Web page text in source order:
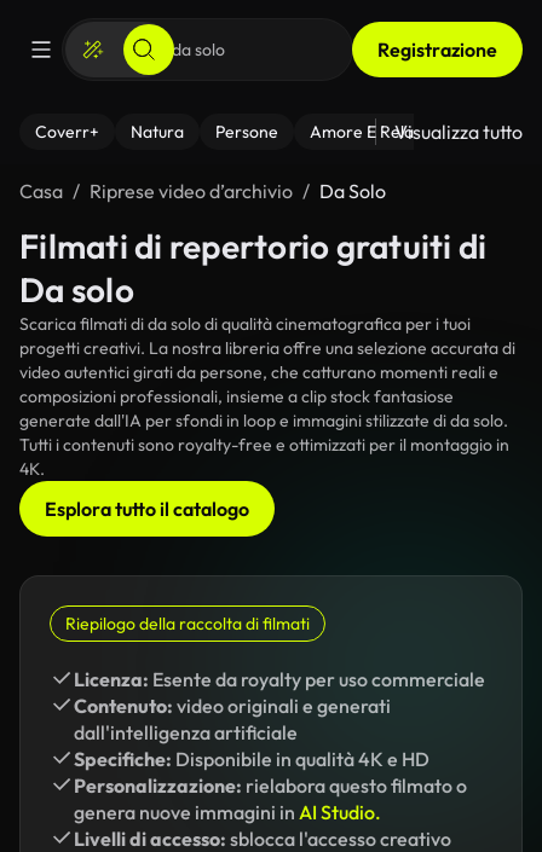
Registrazione
Coverr+ Natura Persone Amore E Relazioni Il
Visualizza tutto
Casa Riprese video d’archivio Da Solo
Filmati di repertorio gratuiti di
Da solo
Scarica filmati di da solo di qualità cinematografica per i tuoi
progetti creativi. La nostra libreria offre una selezione accurata di
video autentici girati da persone, che catturano momenti reali e
composizioni professionali, insieme a clip stock fantasiose
generate dall'IA per sfondi in loop e immagini stilizzate di da solo.
Tutti i contenuti sono royalty-free e ottimizzati per il montaggio in
4K.
Esplora tutto il catalogo
Riepilogo della raccolta di filmati
Licenza: Esente da royalty per uso commerciale
Contenuto: video originali e generati
dall'intelligenza artificiale
Specifiche: Disponibile in qualità 4K e HD
Personalizzazione: rielabora questo filmato o
genera nuove immagini in AI Studio.
Livelli di accesso: sblocca l'accesso creativo